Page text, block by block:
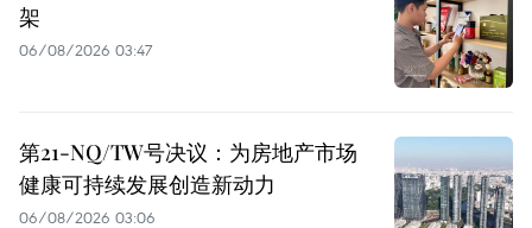
架
06/08/2026 03:47
第21-NQ/TW号决议：为房地产市场
健康可持续发展创造新动力
06/08/2026 03:06